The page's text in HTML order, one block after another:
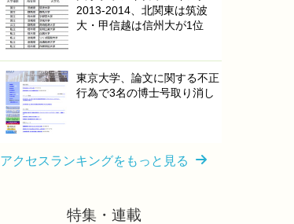
2013-2014、北関東は筑波
大・甲信越は信州大が1位
東京大学、論文に関する不正
行為で3名の博士号取り消し
アクセスランキングをもっと見る
特集・連載